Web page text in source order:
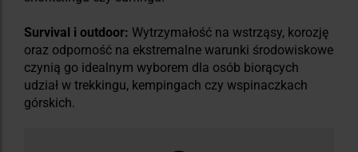
Survival i outdoor: Wytrzymałość na wstrząsy, korozję
oraz odporność na ekstremalne warunki środowiskowe
czynią go idealnym wyborem dla osób biorących
udział w trekkingu, kempingach czy wspinaczkach
górskich.